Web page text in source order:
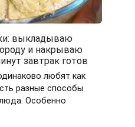
выкладываю
и накрываю
завтрак готов
любят как
разные способы
Особенно